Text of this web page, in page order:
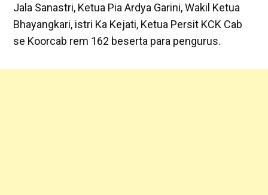
Jala Sanastri, Ketua Pia Ardya Garini, Wakil Ketua
Bhayangkari, istri Ka Kejati, Ketua Persit KCK Cab
se Koorcab rem 162 beserta para pengurus.